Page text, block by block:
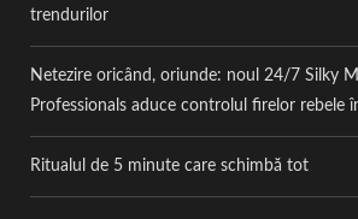
trendurilor
Netezire oricând, oriunde: noul 24/7 Silky
Professionals aduce controlul firelor rebele
Ritualul de 5 minute care schimbă tot